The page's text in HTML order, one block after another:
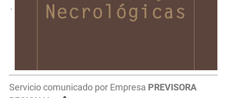
.
Servicio comunicado por Empresa PREVISORA